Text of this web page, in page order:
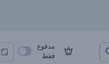
مدفوع
فقط